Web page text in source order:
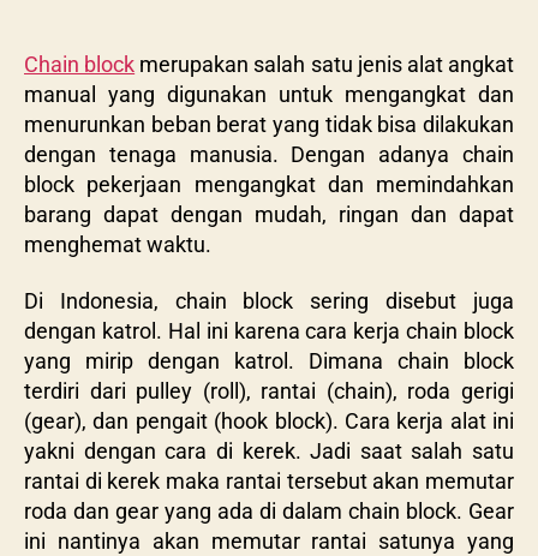
Chain block merupakan salah satu jenis alat angkat
manual yang digunakan untuk mengangkat dan
menurunkan beban berat yang tidak bisa dilakukan
dengan tenaga manusia. Dengan adanya chain
block pekerjaan mengangkat dan memindahkan
barang dapat dengan mudah, ringan dan dapat
menghemat waktu.
Di Indonesia, chain block sering disebut juga
dengan katrol. Hal ini karena cara kerja chain block
yang mirip dengan katrol. Dimana chain block
terdiri dari pulley (roll), rantai (chain), roda gerigi
(gear), dan pengait (hook block). Cara kerja alat ini
yakni dengan cara di kerek. Jadi saat salah satu
rantai di kerek maka rantai tersebut akan memutar
roda dan gear yang ada di dalam chain block. Gear
ini nantinya akan memutar rantai satunya yang